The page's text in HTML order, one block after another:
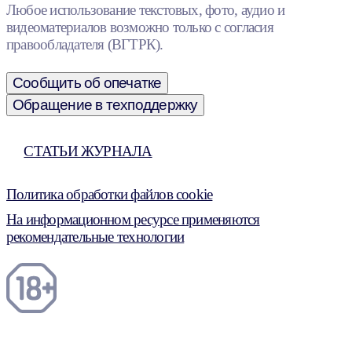
Любое использование текстовых, фото, аудио и
видеоматериалов возможно только с согласия
правообладателя (ВГТРК).
Сообщить об опечатке
Обращение в техподдержку
СТАТЬИ ЖУРНАЛА
Политика обработки файлов cookie
На информационном ресурсе применяются
рекомендательные технологии